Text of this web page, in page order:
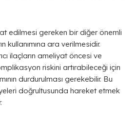
edilmesi gereken bir diğer önemli
kullanımına ara verilmesidir.
ilaçların ameliyat öncesi ve
riskini artırabileceği için
durdurulması gerekebilir. Bu
doğrultusunda hareket etmek